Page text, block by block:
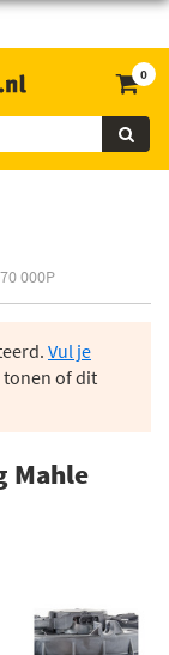
0
000P
Vul je
tonen of dit
Mahle